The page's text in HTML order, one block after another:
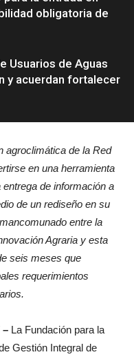
obligatoria de
Usuarios de Aguas
y acuerdan fortalecer
agroclimática de la Red
en una herramienta
de información a
de un rediseño en su
entre la
Agraria y esta
seis meses que
requerimientos
– La Fundación para la
Gestión Integral de